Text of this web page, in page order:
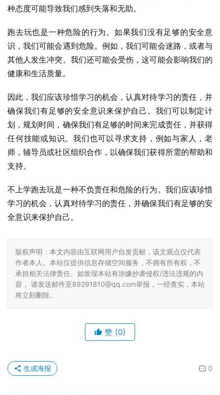
种态度可能导致我们感到失落和无助。
跑去玩也是一种危险的行为。如果我们没有足够的安全意
识，我们可能会遇到危险。例如，我们可能会迷路，或者与
其他人发生冲突。我们还可能会受伤，这可能会影响我们的
健康和生活质量。
因此，我们应该珍惜学习的机会，认真对待学习的责任，并
确保我们有足够的安全意识来保护自己。我们可以制定计
划，规划时间，确保我们有足够的时间来完成责任，并获得
任何技能或知识。我们也可以寻求支持，例如与家人，老
师，辅导员或社区组织合作，以确保我们获得所需的帮助和
支持。
不上学跑去玩是一种不负责任和危险的行为。我们应该珍惜
学习的机会，认真对待学习的责任，并确保我们有足够的安
全意识来保护自己。
版权声明：本文内容由互联网用户自发贡献，该文观点仅代表
作者本人。本站仅提供信息存储空间服务，不拥有所有权，不
承担相关法律责任。如发现本站有涉嫌抄袭侵权/违法违规的内
容， 请发送邮件至89291810@qq.com举报，一经查实，本站
将立刻删除。
赞 (0)
0
生成海报